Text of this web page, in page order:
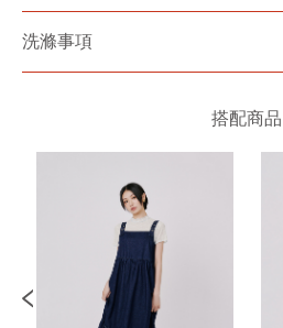
洗滌事項
搭配商品